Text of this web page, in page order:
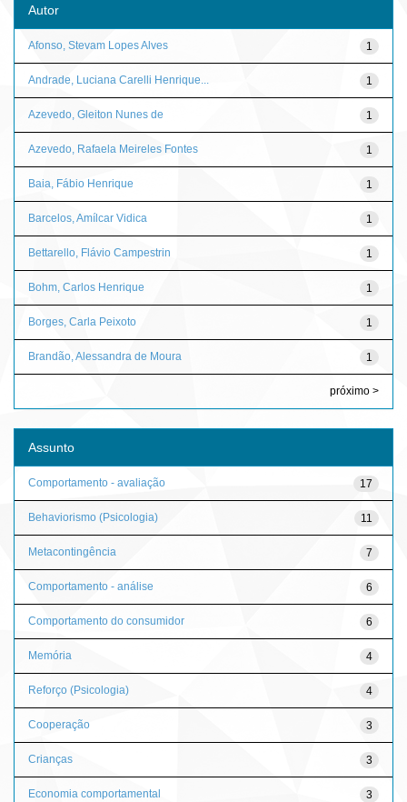
Autor
1
Afonso, Stevam Lopes Alves
1
Andrade, Luciana Carelli Henrique...
1
Azevedo, Gleiton Nunes de
1
Azevedo, Rafaela Meireles Fontes
1
Baia, Fábio Henrique
1
Barcelos, Amílcar Vidica
1
Bettarello, Flávio Campestrin
1
Bohm, Carlos Henrique
1
Borges, Carla Peixoto
1
Brandão, Alessandra de Moura
próximo >
Assunto
17
Comportamento - avaliação
11
Behaviorismo (Psicologia)
7
Metacontingência
6
Comportamento - análise
6
Comportamento do consumidor
4
Memória
4
Reforço (Psicologia)
3
Cooperação
3
Crianças
3
Economia comportamental